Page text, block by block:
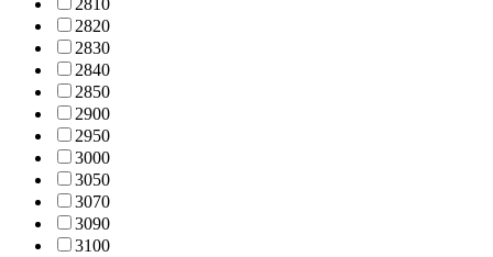
281 0
2820
2830
2840
2850
2900
2950
3000
3050
3070
3090
3100